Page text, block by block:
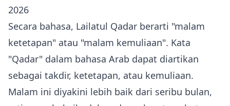
2026
Secara bahasa, Lailatul Qadar berarti "malam
ketetapan" atau "malam kemuliaan". Kata
"Qadar" dalam bahasa Arab dapat diartikan
sebagai takdir, ketetapan, atau kemuliaan.
Malam ini diyakini lebih baik dari seribu bulan,